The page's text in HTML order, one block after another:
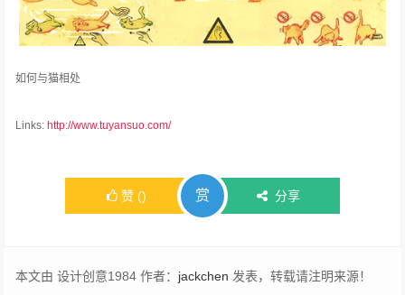
如何与猫相处
Links:http://www.tuyansuo.com/
赞 () 赏 分享
本文由 设计创意1984 作者： jackchen 发表，转载请注明来源！